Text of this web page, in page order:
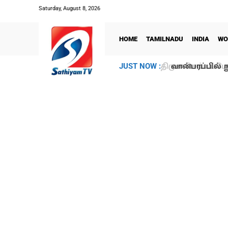
Saturday, August 8, 2026
HOME TAMILNADU INDIA
JUST NOW : வான்பரப்பில்